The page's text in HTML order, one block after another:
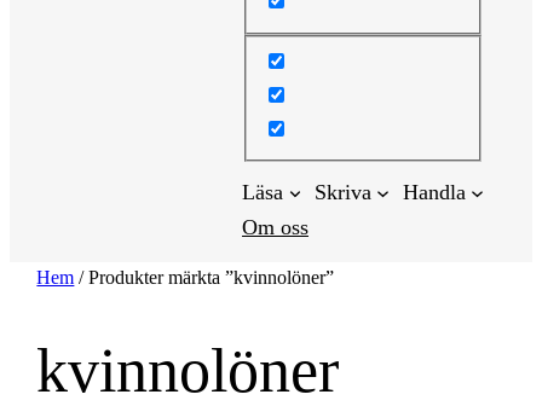
Läsa Skriva
Handla
Om oss
Hem / Produkter märkta ”kvinnolöner”
kvinnolöner